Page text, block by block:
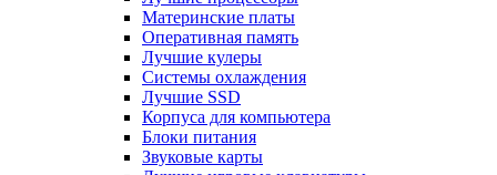
Материнские платы
Оперативная память
Лучшие кулеры
Системы охлаждения
Лучшие SSD
Корпуса для компьютера
Блоки питания
Звуковые карты